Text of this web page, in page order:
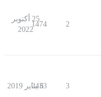
2
1474
25 أكتوبر
2022
3
2433
6 يناير 2019